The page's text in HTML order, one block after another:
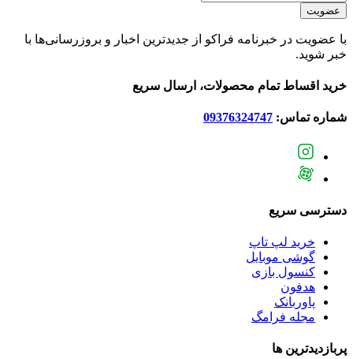
عضویت
با عضویت در خبرنامه فراکو از جدیدترین اخبار و بروزرسانی‌ها با
خبر شوید.
خرید اقساط تمام محصولات، ارسال سریع
شماره تماس: 09376324747
دسترسی سریع
خرید لپ تاپ
گوشی موبایل
کنسول بازی
هدفون
پاوربانک
مجله فرامگ
پربازدید‌ترین ها